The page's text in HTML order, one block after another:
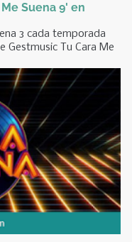
Suena 9' en
3 cada temporada
Gestmusic Tu Cara Me